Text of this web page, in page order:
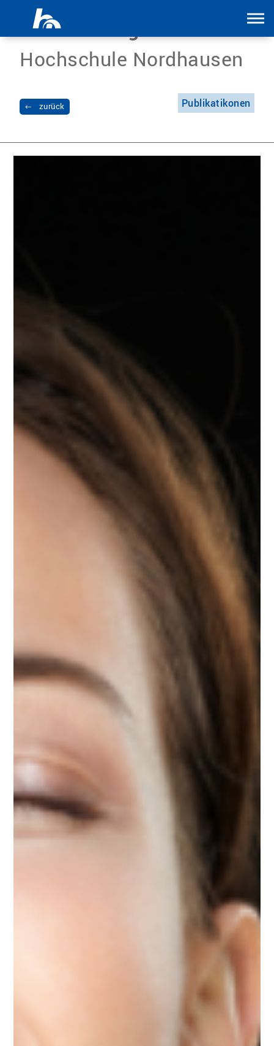
Menü überspringen
Science Blog
Hochschule Nordhausen
zurück Publikatikonen